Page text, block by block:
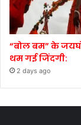
“बोल बम” के
थम गई जिंदगी:
2 days ago